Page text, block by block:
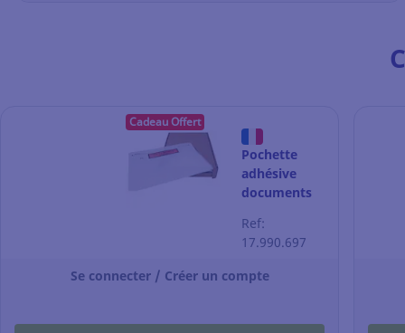
Cadeau Offert
Pochette
adhésive
documents
classique -
C5 - 240 x
175 mm - par
250
Ref:
17.990.697
Se connecter / Créer un compte